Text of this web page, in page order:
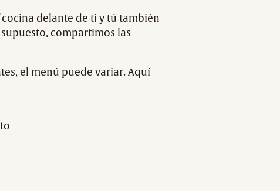
delante de ti y tú también
compartimos las
el menú puede variar. Aquí